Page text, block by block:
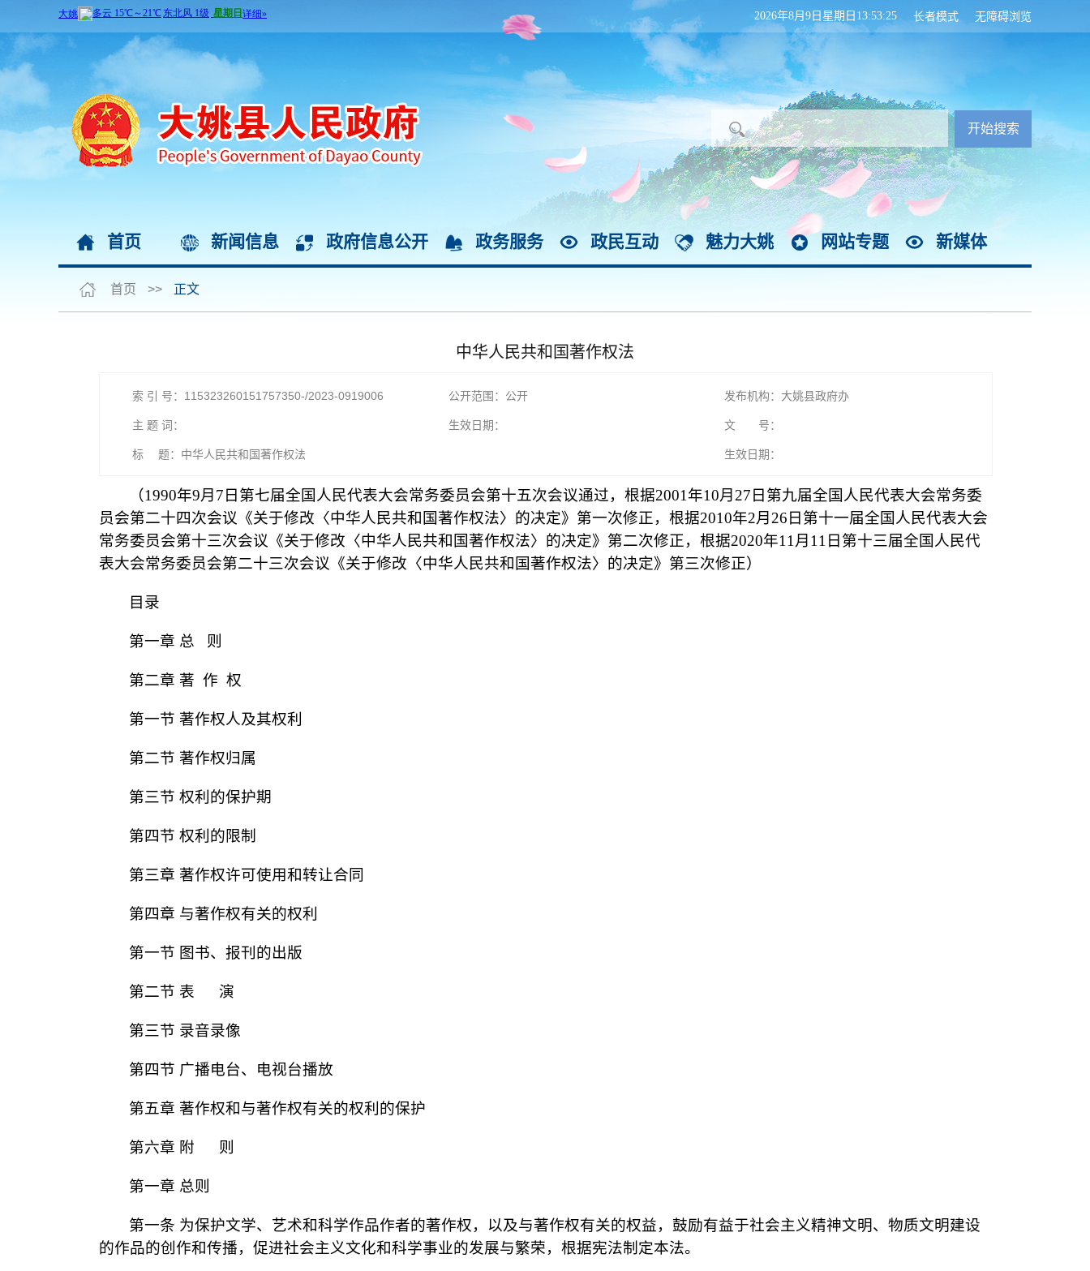
无障碍浏览
长者模式
2026年8月9日星期日13:53:26
首页 新闻信息 政府信息公开 政务服务 政民互动 魅力大姚 网站专题 新媒体
首页 >> 正文
中华人民共和国著作权法
索 引 号：115323260151757350-/2023-0919006 公开范围：公开 发布机构：大姚县政府办
主 题 词： 生效日期： 文 号：
标 题：中华人民共和国著作权法 生效日期：
（1990年9月7日第七届全国人民代表大会常务委员会第十五次会议通过，根据2001年10月27日第九届全国人民代表大会常务委
员会第二十四次会议《关于修改〈中华人民共和国著作权法〉的决定》第一次修正，根据2010年2月26日第十一届全国人民代表大会
常务委员会第十三次会议《关于修改〈中华人民共和国著作权法〉的决定》第二次修正，根据2020年11月11日第十三届全国人民代
表大会常务委员会第二十三次会议《关于修改〈中华人民共和国著作权法〉的决定》第三次修正）
目录
第一章 总 则
第二章 著 作 权
第一节 著作权人及其权利
第二节 著作权归属
第三节 权利的保护期
第四节 权利的限制
第三章 著作权许可使用和转让合同
第四章 与著作权有关的权利
第一节 图书、报刊的出版
第二节 表 演
第三节 录音录像
第四节 广播电台、电视台播放
第五章 著作权和与著作权有关的权利的保护
第六章 附 则
第一章 总则
第一条 为保护文学、艺术和科学作品作者的著作权，以及与著作权有关的权益，鼓励有益于社会主义精神文明、物质文明建设
的作品的创作和传播，促进社会主义文化和科学事业的发展与繁荣，根据宪法制定本法。